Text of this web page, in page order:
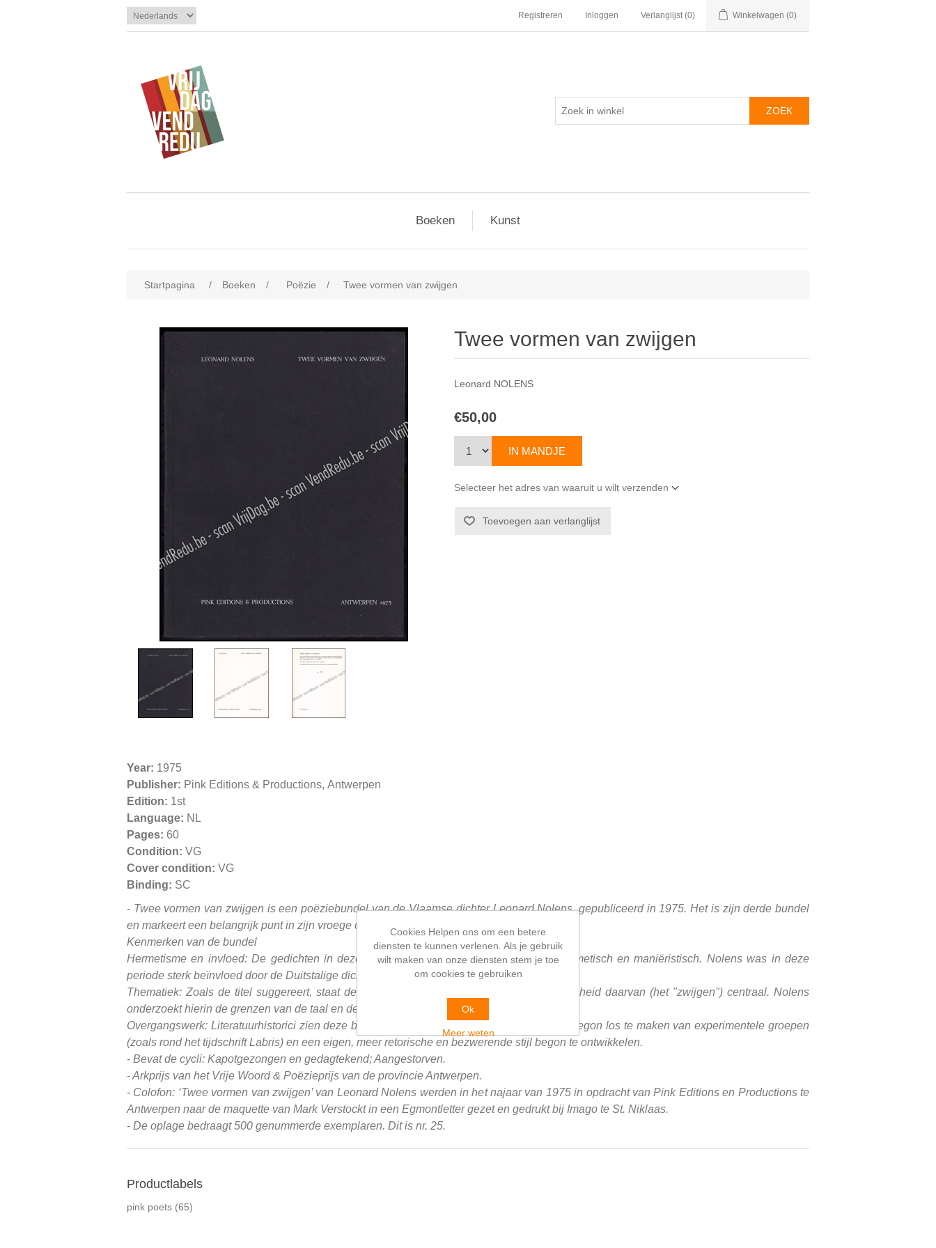
Registreren Inloggen Verlanglijst (0) Winkelwagen (0)
Boeken Kunst
Startpagina / Boeken / Poëzie / Twee vormen van zwijgen
Twee vormen van zwijgen
Leonard NOLENS
€50,00
Selecteer het adres van waaruit u wilt verzenden
Year: 1975
Publisher: Pink Editions & Productions, Antwerpen
Edition: 1st
Language: NL
Pages: 60
Condition: VG
Cover condition: VG
Binding: SC
- Twee vormen van zwijgen is een poëziebundel van de Vlaamse dichter Leonard Nolens, gepubliceerd in 1975. Het is zijn derde bundel
en markeert een belangrijk punt in zijn vroege oeuvre.
Kenmerken van de bundel
Hermetisme en invloed: De gedichten in deze bundel worden vaak omschreven als hermetisch en maniëristisch. Nolens was in deze
periode sterk beïnvloed door de Duitstalige dichter Paul Celan.
Thematiek: Zoals de titel suggereert, staat de spanning tussen spreken en de onmogelijkheid daarvan (het "zwijgen") centraal. Nolens
onderzoekt hierin de grenzen van de taal en de "onuitspreekbaarheid" van ervaringen.
Overgangswerk: Literatuurhistorici zien deze bundel als het moment waarop Nolens zich begon los te maken van experimentele groepen
(zoals rond het tijdschrift Labris) en een eigen, meer retorische en bezwerende stijl begon te ontwikkelen.
- Bevat de cycli: Kapotgezongen en gedagtekend; Aangestorven.
- Arkprijs van het Vrije Woord & Poëzieprijs van de provincie Antwerpen.
- Colofon: ‘Twee vormen van zwijgen’ van Leonard Nolens werden in het najaar van 1975 in opdracht van Pink Editions en Productions te
Antwerpen naar de maquette van Mark Verstockt in een Egmontletter gezet en gedrukt bij Imago te St. Niklaas.
- De oplage bedraagt 500 genummerde exemplaren. Dit is nr. 25.
Productlabels
pink poets (65)
Cookies Helpen ons om een betere
diensten te kunnen verlenen. Als je gebruik
wilt maken van onze diensten stem je toe
om cookies te gebruiken
Ok
Meer weten